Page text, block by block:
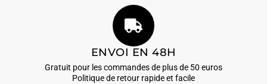
ENVOI EN 48H
Gratuit pour les commandes de plus de 50 euros
Politique de retour rapide et facile